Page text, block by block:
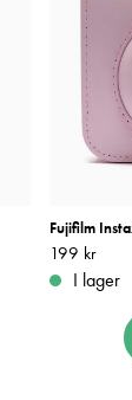
Fujifilm
Pris: 199 kr
199 kr
I lager